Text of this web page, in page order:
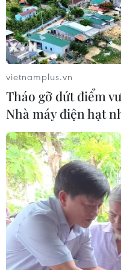
TP Hồ Chí Minh: Dự án
rộng đường Phạm Văn
Bạch vẫn dang dở sau 20
năm
Quảng Trị: Xử phạt tài xế
vượt đường ngang có tín
hiệu cảnh báo đường sắt
06/08/2026 05:10
vietnamplus.vn
Tháo gỡ dứt điểm
Nhà máy điện hạt